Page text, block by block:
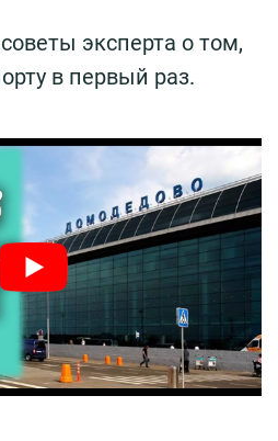
эксперта о том,
в первый раз.